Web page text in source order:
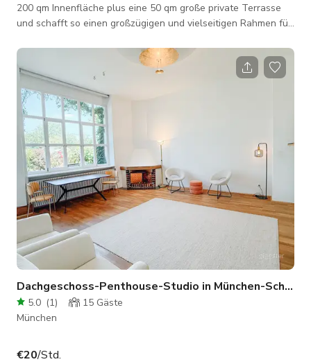
200 qm Innenfläche plus eine 50 qm große private Terrasse
und schafft so einen großzügigen und vielseitigen Rahmen für
gelegen, wurde die Wohnung erst vor drei Jahren erbaut und
besticht durch ein schlankes, modernes Design. Das Interieur
verfügt über dramatisch 7 Meter hohe Decken, die den Raum
mit Licht fluten und eine markante architektonische Präsenz
schaffen – ideal f
Dachgeschoss-Penthouse-Studio in München-Schwabing
5.0 (1) 15 Gäste
München
€20/Std.